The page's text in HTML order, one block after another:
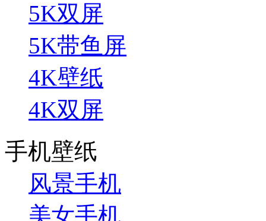
5K双屏
5K带鱼屏
4K壁纸
4K双屏
手机壁纸
风景手机
美女手机